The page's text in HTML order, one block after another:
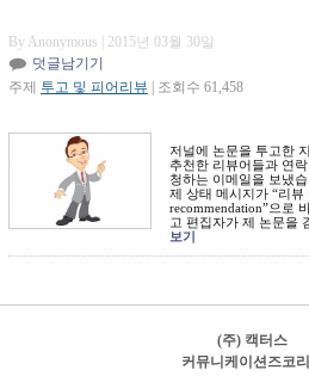
By Anonymous
| 2015년 03월 30일
덧글남기기
주제 투고 및 피어리뷰 | 조회수 61,458
저널에 논문을 투고한
추천한 리뷰어들과 연
청하는 이메일을 보냈
제 상태 메시지가 “리뷰
recommendation”으로
고 편집자가 제 논문을
보기
(주) 캑터스
커뮤니케이션즈코